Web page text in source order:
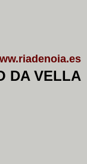
DA VELLA